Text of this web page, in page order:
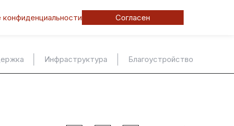
конфиденциальности Согласен
Инфраструктура Благоустройство